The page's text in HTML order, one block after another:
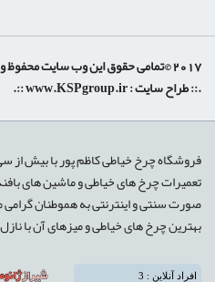
2017 ©تمامی حقوق این وب سایت محفوظ و متعلق به شیراز ژانومه می باشد.
.:: طراح سایت :www.KSPgroup.ir
::.
فروشگاه چرخ خیاطی کاظم پور با بیش
تعمیرات چرخ های خیاطی و ماشین های
صورت سنتی و اینترنتی به هموطنان
بهترین چرخ های خیاطی و میزهای آن با